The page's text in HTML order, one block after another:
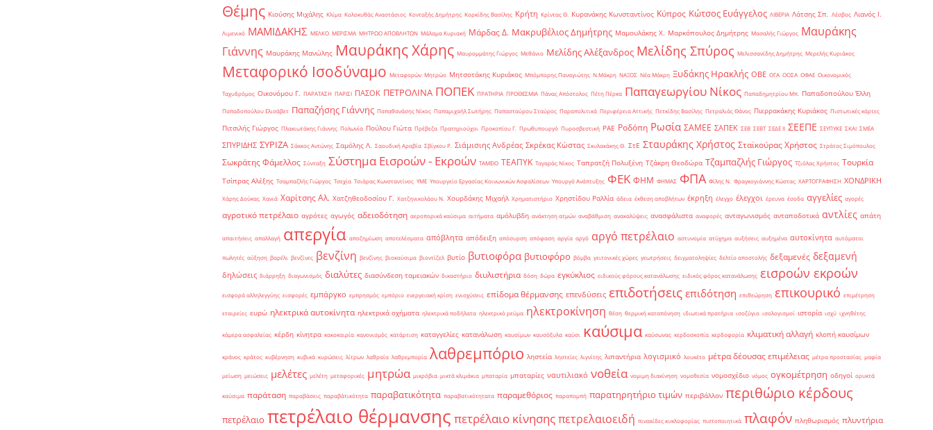
Θέμης Κιούσης Μιχάλης Κλίμα Κολοκυθάς Αναστάσιος Κονταξής Δημήτρης Κορκίδης Βασίλης Κρήτη Κρίντας Θ. Κυρανάκης Κωνσταντίνος Κύπρος Κώτσος Ευάγγελος ΛΙΒΕΡΙΑ Λάτσης Σπ. Λέσβος Λιανός Ι.
Λιμενικό ΜΑΜΙΔΑΚΗΣ ΜΕΛΚΟ ΜΕΡΙΣΜΑ ΜΗΤΡΩΟ ΑΠΟΒΛΗΤΩΝ Μάλαμα Κυριακή Μάρδας Δ. Μακρυβέλιος Δημήτρης Μαμουλάκης Χ. Μαρκόπουλος Δημήτρης Μασαλής Γιώργος Μαυράκης
Γιάννης Μαυράκης Μανώλης Μαυράκης Χάρης Μαυρομμάτης Γιώργος Μεθάνιο Μελίδης Αλέξανδρος Μελίδης Σπύρος Μελισσανίδης Δημήτρης Μερελής Κυριάκος
Μεταφορικό Ισοδύναμο Μεταφορών Μητρώο Μητσοτάκης Κυριάκος Μπόμπορης Παναγιώτης Ν.Μάκρη ΝΑΞΟΣ Νέα Μάκρη Ξυδάκης Ηρακλής ΟΒΕ ΟΓΑ ΟΟΣΑ ΟΦΑΕ Οικονομικός
Ταχυδρόμος Οικονόμου Γ. ΠΑΡΑΤΑΣΗ ΠΑΡΙΣΙ ΠΑΣΟΚ ΠΕΤΡΟΛΙΝΑ ΠΟΠΕΚ ΠΡΑΤΗΡΙΑ ΠΡΟΘΕΣΜΙΑ Πάνας Απόστολος Πέτη Πέρκα Παπαγεωργίου Νίκος Παπαδημητρίου Μπ. Παπαδοπούλου Έλλη
Παπαδοπούλου Ελισάβετ Παπαζήσης Γιάννης Παπαθανάσης Νίκος Παπαμιχαήλ Σωτήρης Παπασταύρου Σταύρος Παραπολιτικά Περιφέρεια Αττικής Πετκίδης Βασίλης Πετραλιάς Θάνος Πιερρακάκης Κυριάκος Πιστωτικές κάρτες
Πιτσιλής Γιώργος Πλακιωτάκης Γιάννης Πολωνία Πούλου Γιώτα Πρέβεζα Πρατηριούχοι Προκοπίου Γ. Πρωθυπουργό Πυροσβεστική ΡΑΕ Ροδόπη Ρωσία ΣΑΜΕΕ ΣΑΠΕΚ ΣΕΒ ΣΕΒΤ ΣΕΔΕ ΙΙ ΣΕΕΠΕ ΣΕΥΠΥΚΕ ΣΚΑΙ ΣΜΕΑ
ΣΠΥΡΙΔΗΣ ΣΥΡΙΖΑ Σάκκος Αντώνης Σαμόλης Λ. Σαουδική Αραβία Σβίγκου Ρ. Σιάμισιης Ανδρέας Σκρέκας Κώστας Σκυλακάκης Θ. ΣτΕ Σταυράκης Χρήστος Σταϊκούρας Χρήστος Στράτος Σιμόπουλος
Σωκράτης Φάμελλος Σύνταξη Σύστημα Εισροών - Εκροών ΤΑΜΕΙΟ ΤΕΑΠΥΚ Ταγαράς Νίκος Ταπρατζή Πολυξένη Τζάκρη Θεοδώρα Τζαμπαζλής Γιώργος Τζιόλας Χρήστος Τουρκία
Τσίπρας Αλέξης Τσαμπαζλής Γιώργος Τσεχία Τσιάρας Κωνσταντίνος ΥΜΕ Υπουργείο Εργασίας Κοινωνικών Ασφαλίσεων Υπουργό Ανάπτυξης ΦΕΚ ΦΗΜ ΦΗΜΑΣ ΦΠΑ Φίλης Ν. Φραγκογιάννης Κώστας ΧΑΡΤΟΓΡΑΦΗΣΗ ΧΟΝΔΡΙΚΗ
Χάρης Δούκας Χανιά Χαρίτσης Αλ. Χατζηθεοδοσίου Γ. Χατζηνικολάου Ν. Χουρδάκης Μιχαήλ Χρηματιστήριο Χρηστίδου Ραλλία άδεια έκθεση αποβλήτων έκρηξη έλεγχο έλεγχοι έρευνα έσοδα αγγελίες αγορές
αγροτικό πετρέλαιο αγρότες αγωγός αδειοδότηση αεροπορικά καύσιμα αιτήματα αμόλυβδη ανάκτηση ατμών αναβάθμιση ανακαλύψεις ανασφάλιστα αναφορές ανταγωνισμός ανταποδοτικά αντλίες απάτη
απαιτήσεις απαλλαγή απεργία αποζημίωση αποτελέσματα απόβλητα απόδειξη απόσυρση απόφαση αργία αργό αργό πετρέλαιο αστυνομία ατύχημα αυξήσεις αυξημένα αυτοκίνητα αυτόματοι
πωλητές αύξηση βαρέλι βενζίνες βενζίνη βενζίνης βιοκαύσιμα βιοντίζελ βυτίο βυτιοφόρα βυτιοφόρο βόμβα γειτονικές χώρες γεωτρήσεις δειγματοληψίες δελτίο αποστολής δεξαμενές δεξαμενή
δηλώσεις διάρρηξη διαγωνισμός διαλύτες διασύνδεση ταμειακών δικαστήριο διυλιστήρια δόση δώρα εγκύκλιος ειδικούς φόρους κατανάλωσης ειδικός φόρος κατανάλωσης εισροών εκροών
εισφορά αλληλεγγύης εισφορές εμπάργκο εμπρησμός εμπόριο ενεργειακή κρίση ενισχύσεις επίδομα θέρμανσης επενδύσεις επιδοτήσεις επιδότηση επιθεώρηση επικουρικό επιμέτρηση
εταιρείες ευρώ ηλεκτρικά αυτοκίνητα ηλεκτρικά οχήματα ηλεκτρικά ποδήλατα ηλεκτρικό ρεύμα ηλεκτροκίνηση θέση θερμική καταπόνηση ιδιωτικά πρατήρια ισοζύγιο ισολογισμοί ιστορία ισχύ ιχνηθέτης
κάμερα ασφαλείας κέρδη κίνητρα κακοκαιρία κανονισμός κατάρτιση καταγγελίες κατανάλωση καυσίμων καυσόξυλα καύσι καύσιμα καύσωνας κερδοσκοπία κερδοφορία κλιματική αλλαγή κλοπή καυσίμων
κράνος κράτος κυβέρνηση κυβικά κυρώσεις λίτρων λαθραία λαθρεμπορία λαθρεμπόριο ληστεία ληστείες λιγνίτης λιπαντήρια λογισμικό λουκέτο μέτρα δέουσας επιμέλειας μέτρα προστασίας μαφία
μείωση μειώσεις μελέτες μελέτη μεταφορικές μητρώα μικρόβια μικτά κλιμάκια μπαταρία μπαταρίες ναυτιλιακό νοθεία νομιμη διακίνηση νομοθεσία νομοσχέδιο νόμος ογκομέτρηση οδηγοί ορυκτά
καύσιμα παράταση παραβάσεις παραβάτικότητα παραβατικότητα παραβατικότητατα παραμεθόριος παραπομπή παρατηρητήριο τιμών περιβάλλον περιθώριο κέρδους
πετρέλαιο πετρέλαιο θέρμανσης πετρέλαιο κίνησηςπετρελαιοειδή πινακίδες κυκλοφορίας πιστοποιητικά πλαφόν πληθωρισμός πλυντήρια